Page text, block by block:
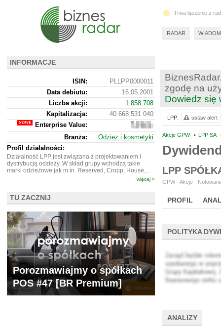
zgodę na
Dowiedz się
Akcje GPW • LPP SA
LPP
GPW - Akcje -
PROFIL
POLITYKA
ANALIZY
LPP: ustaw alert
INFORMACJE
ISIN:
PLLPP0000011
Data debiutu:
16.05.2001
Liczba akcji:
1 858 708
Kapitalizacja:
40 668 531 040
Enterprise Value:
48
355
531
Branża:
Odzież i kosmetyki
Profil działalności:
Działalność LPP jest związana z projektowaniem i
dystrybucją odzieży. W skład grupy wchodzą takie
marki odzieżowe jak m.in. Reserved, Cropp, House,...
więcej »
TU ZACZNIJ
Porozmawiajmy o spółkach
POS #47 [BR Premium]
Trwa łączenie z
RADAR